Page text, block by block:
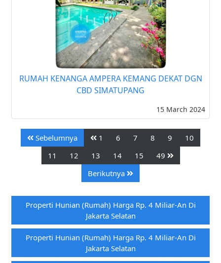
RUMAH KENANGA AMPERA KEMANG DEKAT DGN
CBD SIMATUPANG
15 March 2024
Sebelumnya 1 6 7 8 9
10
11
12 13 14 15
49
Berikutnya
Properti Hunian (rumah) Harga Rp. 4 Miliar-An Di
Jakarta Selatan
Properti Hunian (rumah) Harga Rp. 4 Miliar-An Di
Jakarta Selatan